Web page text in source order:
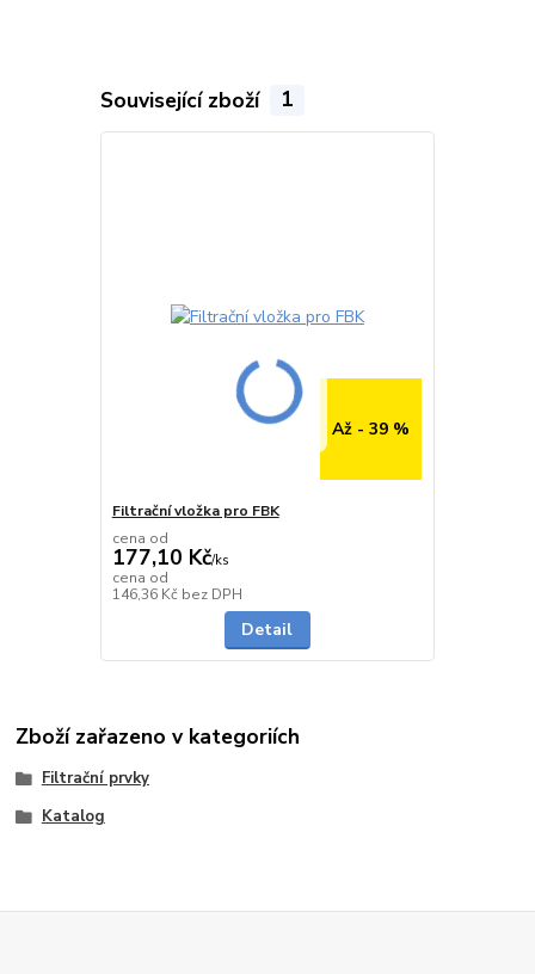
Související zboží 1
Až - 39 %
Filtrační vložka pro FBK
cena od
177,10 Kč/ks
cena od
146,36 Kč bez DPH
Detail
Zboží zařazeno v kategoriích
Filtrační prvky
Katalog